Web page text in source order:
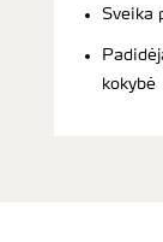
Sveika
kokybė